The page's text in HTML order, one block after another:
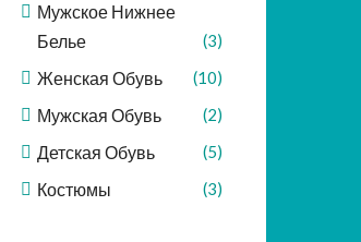
Мужское Нижнее
Белье
(3)
Женская Обувь (10)
Мужская Обувь (2)
Детская Обувь (5)
Костюмы (3)